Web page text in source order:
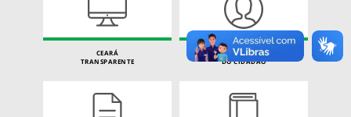
CEARÁ
TRANSPARENTE
CARTA DE SERVIÇOS
DO CIDADÃO